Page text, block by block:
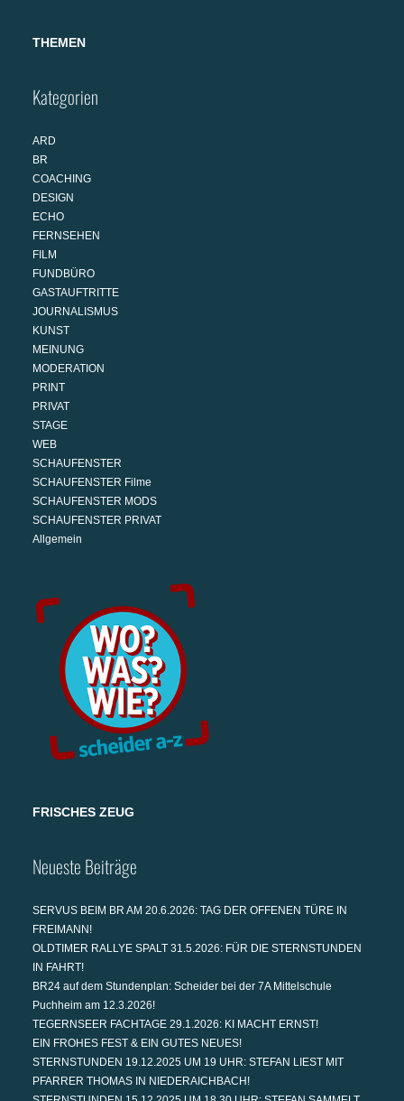
THEMEN
Kategorien
ARD
BR
COACHING
DESIGN
ECHO
FERNSEHEN
FILM
FUNDBÜRO
GASTAUFTRITTE
JOURNALISMUS
KUNST
MEINUNG
MODERATION
PRINT
PRIVAT
STAGE
WEB
SCHAUFENSTER
SCHAUFENSTER Filme
SCHAUFENSTER MODS
SCHAUFENSTER PRIVAT
Allgemein
FRISCHES ZEUG
Neueste Beiträge
SERVUS BEIM BR AM 20.6.2026: TAG DER OFFENEN TÜRE IN
FREIMANN!
OLDTIMER RALLYE SPALT 31.5.2026: FÜR DIE STERNSTUNDEN
IN FAHRT!
BR24 auf dem Stundenplan: Scheider bei der 7A Mittelschule
Puchheim am 12.3.2026!
TEGERNSEER FACHTAGE 29.1.2026: KI MACHT ERNST!
EIN FROHES FEST & EIN GUTES NEUES!
STERNSTUNDEN 19.12.2025 UM 19 UHR: STEFAN LIEST MIT
PFARRER THOMAS IN NIEDERAICHBACH!